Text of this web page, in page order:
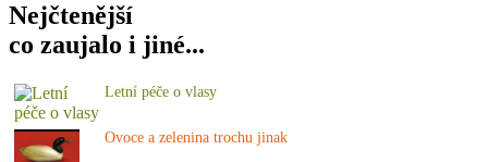
Nejčtenější
co zaujalo i jiné...
Letní péče o vlasy
Ovoce a zelenina trochu jinak